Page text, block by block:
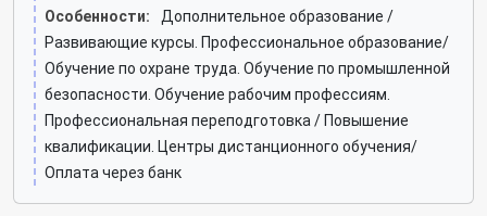
Особенности:
Дополнительное образование /
Развивающие курсы. Профессиональное образование/
Обучение по охране труда. Обучение по промышленной
безопасности. Обучение рабочим профессиям.
Профессиональная переподготовка / Повышение
квалификации. Центры дистанционного обучения/
Оплата через банк